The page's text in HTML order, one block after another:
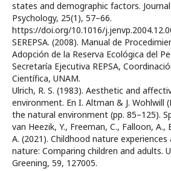
states and demographic factors.
Psychology, 25(1), 57–66.
https://doi.org/10.1016/
SEREPSA. (2008). Manual de
Adopción de la Reserva Ecológica del
Secretaría Ejecutiva REPSA,
Científica, UNAM.
Ulrich, R. S. (1983). Aesthetic and
environment. En I. Altman & J. Wohlwill
the natural environment (pp. 85–125).
van Heezik, Y., Freeman, C., Falloon, A.,
A. (2021). Childhood nature
nature: Comparing children and adults.
Greening, 59, 127005.